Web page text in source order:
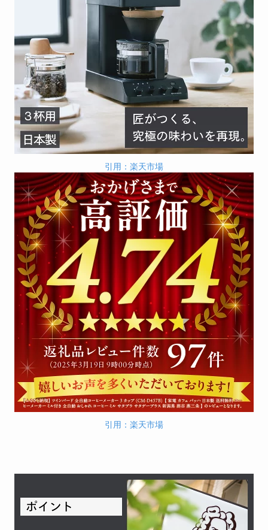
引用：楽天市場
引用：楽天市場